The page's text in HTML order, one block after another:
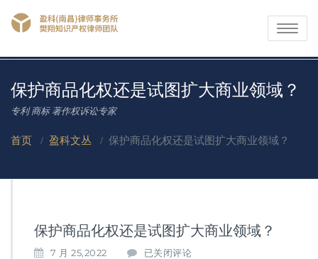
Toggle
保护商品化权还是试图扩大商业领域？
专利 商标 著作权诉讼专家
首页 / 盈科文丛 / 保护商品化权还是试图扩大商业领域？
保护商品化权还是试图扩大商业领域？
7 月 25,2022
保
已关闭评论